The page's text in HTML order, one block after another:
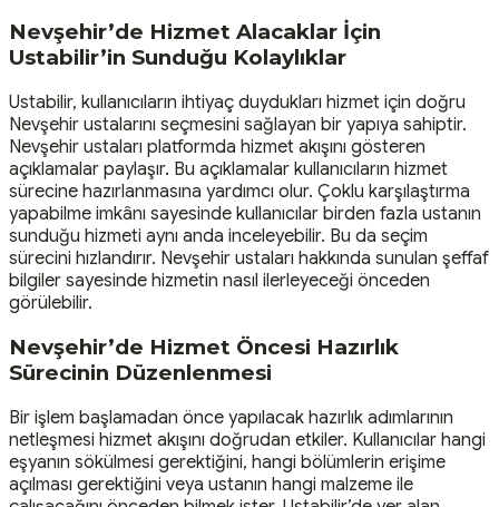
Nevşehir’de Hizmet Alacaklar İçin
Ustabilir’in Sunduğu Kolaylıklar
Ustabilir, kullanıcıların ihtiyaç duydukları hizmet için doğru
Nevşehir ustalarını seçmesini sağlayan bir yapıya sahiptir.
Nevşehir ustaları platformda hizmet akışını gösteren
açıklamalar paylaşır. Bu açıklamalar kullanıcıların hizmet
sürecine hazırlanmasına yardımcı olur. Çoklu karşılaştırma
yapabilme imkânı sayesinde kullanıcılar birden fazla ustanın
sunduğu hizmeti aynı anda inceleyebilir. Bu da seçim
sürecini hızlandırır. Nevşehir ustaları hakkında sunulan şeffaf
bilgiler sayesinde hizmetin nasıl ilerleyeceği önceden
görülebilir.
Nevşehir’de Hizmet Öncesi Hazırlık
Sürecinin Düzenlenmesi
Bir işlem başlamadan önce yapılacak hazırlık adımlarının
netleşmesi hizmet akışını doğrudan etkiler. Kullanıcılar hangi
eşyanın sökülmesi gerektiğini, hangi bölümlerin erişime
açılması gerektiğini veya ustanın hangi malzeme ile